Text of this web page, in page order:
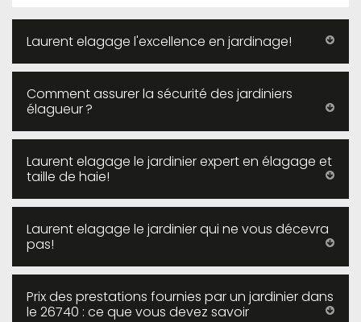
Laurent elagage l'excellence en jardinage!
Comment assurer la sécurité des jardiniers
élagueur ?
Laurent elagage le jardinier expert en élagage et
taille de haie!
Laurent elagage le jardinier qui ne vous décevra
pas!
Prix des prestations fournies par un jardinier dans
le 26740 : ce que vous devez savoir